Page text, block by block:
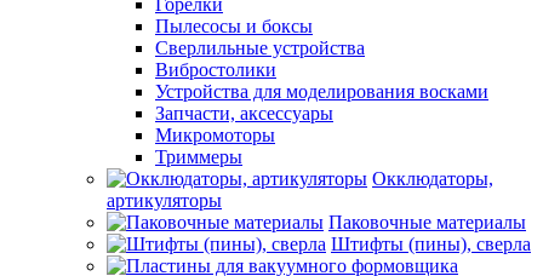
Горелки
Пылесосы и боксы
Сверлильные устройства
Вибростолики
Устройства для моделирования восками
Запчасти, аксессуары
Микромоторы
Триммеры
Окклюдаторы,
артикуляторы
Паковочные материалы
Штифты (пины), сверла